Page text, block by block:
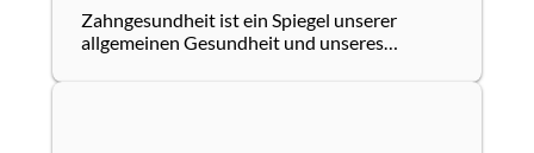
Zahngesundheit ist ein Spiegel unserer
allgemeinen Gesundheit und unseres